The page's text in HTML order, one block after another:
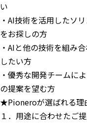
い
・AI技術を活用したソ
をお探しの方
・AIと他の技術を組み
したい方
・優秀な開発チームに
の提案を望む方
★Pioneroが選ばれる理
１．用途に合わせたご